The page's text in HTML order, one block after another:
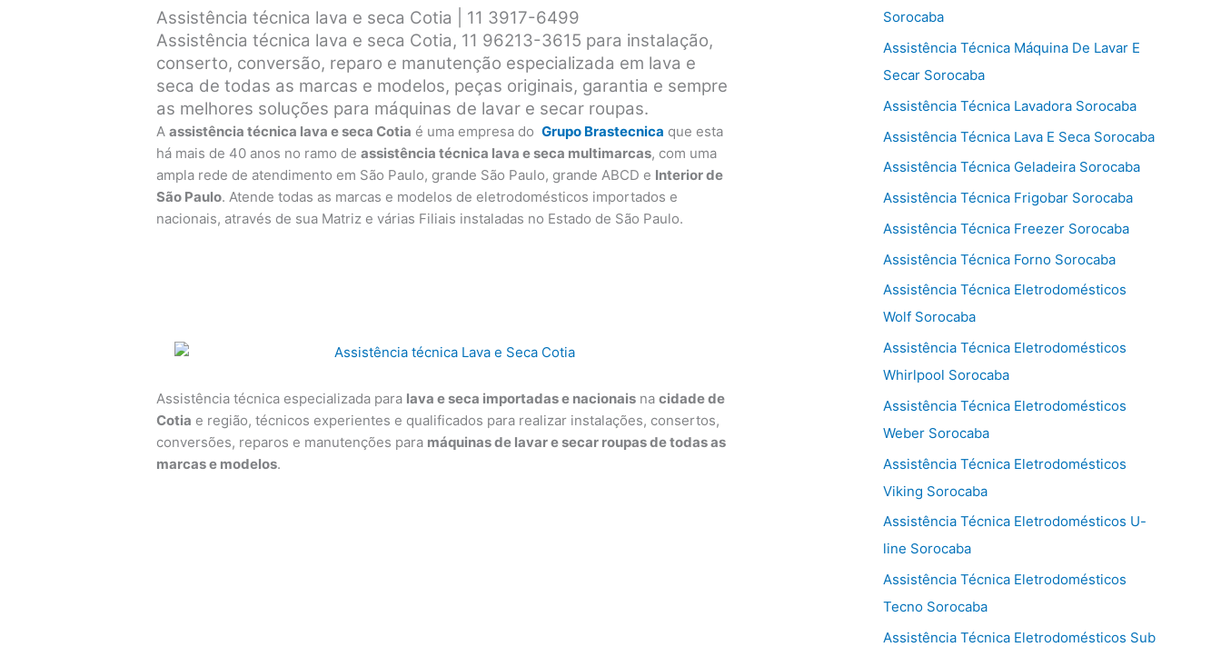
Assistência técnica lava e seca Cotia | 11 3917-6499
Assistência técnica lava e seca Cotia, 11 96213-3615 para instalação,
conserto, conversão, reparo e manutenção especializada em lava e
seca de todas as marcas e modelos, peças originais, garantia e sempre
as melhores soluções para máquinas de lavar e secar roupas.
Aassistência técnica lava e seca Cotia é uma empresa doGrupo Brastecnica que esta
há mais de 40 anos no ramo deassistência técnica lava e seca multimarcas, com uma
ampla rede de atendimento em São Paulo, grande São Paulo, grande ABCD e Interior de
São Paulo. Atende todas as marcas e modelos de eletrodomésticos importados e
nacionais, através de sua Matriz e várias Filiais instaladas no Estado de São Paulo.
Assistência técnica especializada para lava e seca importadas e nacionais nacidade de
Cotia e região, técnicos experientes e qualificados para realizar instalações, consertos,
conversões, reparos e manutenções para máquinas de lavar e secar roupas de todas as
marcas e modelos.
Sorocaba
Assistência Técnica Máquina De Lavar E
Secar Sorocaba
Assistência Técnica Lavadora Sorocaba
Assistência Técnica Lava E Seca Sorocaba
Assistência Técnica Geladeira Sorocaba
Assistência Técnica Frigobar Sorocaba
Assistência Técnica Freezer Sorocaba
Assistência Técnica Forno Sorocaba
Assistência Técnica Eletrodomésticos
Wolf Sorocaba
Assistência Técnica Eletrodomésticos
Whirlpool Sorocaba
Assistência Técnica Eletrodomésticos
Weber Sorocaba
Assistência Técnica Eletrodomésticos
Viking Sorocaba
Assistência Técnica Eletrodomésticos U-
line Sorocaba
Assistência Técnica Eletrodomésticos
Tecno Sorocaba
Assistência Técnica Eletrodomésticos Sub